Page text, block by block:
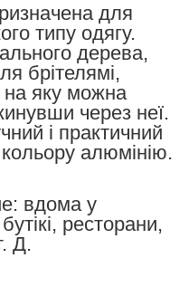
для
типу одягу.
дерева,
брітелямі,
на яку можна
через неї.
і практичний
алюмінію.
вдома у
ресторани,
Д.